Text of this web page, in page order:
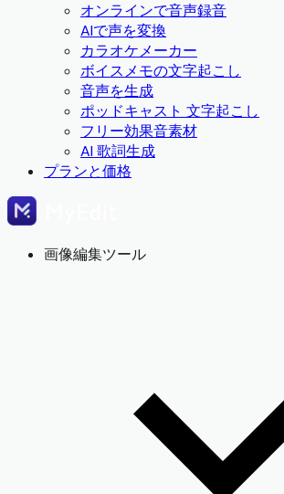
オンラインで音声録音
AIで声を変換
カラオケメーカー
ボイスメモの文字起こし
音声を生成
ポッドキャスト 文字起こし
フリー効果音素材
AI 歌詞生成
プランと価格
画像編集ツール